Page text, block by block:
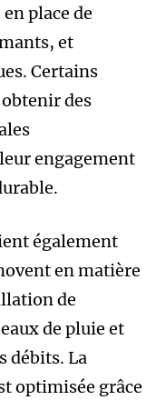
place de
et
Certains
des
engagement
également
en matière
de
de pluie et
débits. La
optimisée grâce